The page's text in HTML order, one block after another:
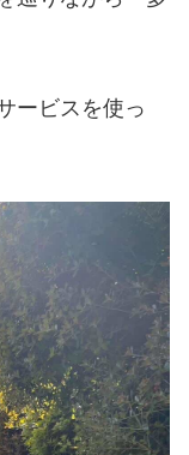
ービスを使っ